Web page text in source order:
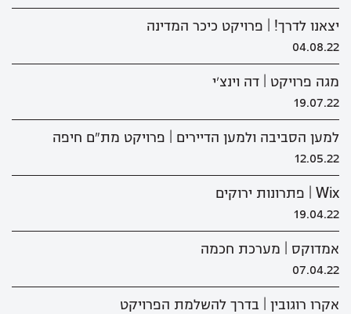
יצאנו לדרך! | פרויקט כיכר המדינה
04.08.22
מגה פרויקט | דה וינצ'י
19.07.22
למען הסביבה ולמען הדיירים | פרויקט מת"ם חיפה
12.05.22
Wix | פתרונות ירוקים
19.04.22
אמדוקס | מערכת חכמה
07.04.22
אקרו רוגובין | בדרך להשלמת הפרויקט